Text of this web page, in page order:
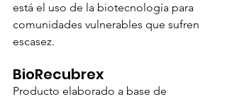
está el uso de la biotecnología para
comunidades vulnerables que sufren
escasez.
BioRecubrex
Producto elaborado a base de